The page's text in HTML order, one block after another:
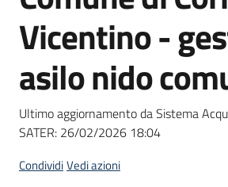
Supporto
telematiche
Vicentino -
asilo nido
Ultimo aggiornamento da Sistema
SATER: 26/02/2026 18:04
CondividiVedi azioni